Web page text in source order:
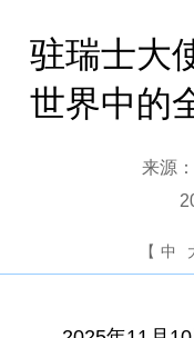
驻瑞士大
世界中的
来源
【 中